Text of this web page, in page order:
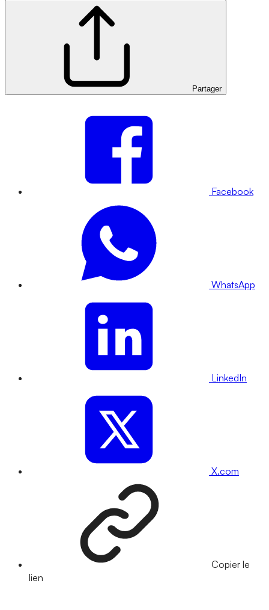
Partager
Facebook
WhatsApp
LinkedIn
X.com
Copier le
lien